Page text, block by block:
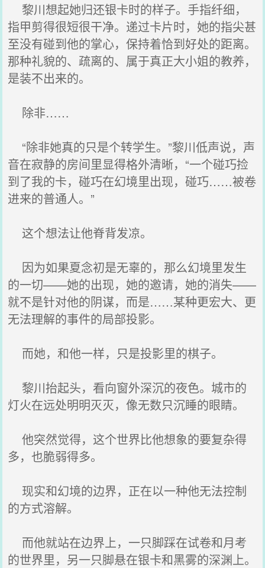
黎川想起她归还银卡时的样子。手指纤细，
指甲剪得很短很干净。递过卡片时，她的指尖甚
至没有碰到他的掌心，保持着恰到好处的距离。
那种礼貌的、疏离的、属于真正大小姐的教养，
是装不出来的。
除非……
“除非她真的只是个转学生。”黎川低声说，声
音在寂静的房间里显得格外清晰，“一个碰巧捡
到了我的卡，碰巧在幻境里出现，碰巧……被卷
进来的普通人。”
这个想法让他脊背发凉。
因为如果夏念初是无辜的，那么幻境里发生
的一切——她的出现，她的邀请，她的消失——
就不是针对他的阴谋，而是……某种更宏大、更
无法理解的事件的局部投影。
而她，和他一样，只是投影里的棋子。
黎川抬起头，看向窗外深沉的夜色。城市的
灯火在远处明明灭灭，像无数只沉睡的眼睛。
他突然觉得，这个世界比他想象的要复杂得
多，也脆弱得多。
现实和幻境的边界，正在以一种他无法控制
的方式溶解。
而他就站在边界上，一只脚踩在试卷和月考
的世界里，另一只脚悬在银卡和黑雾的深渊上。